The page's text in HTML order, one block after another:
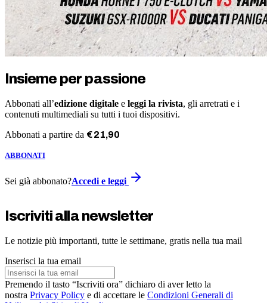
Insieme per passione
Abbonati all’edizione digitale e leggi la rivista, gli arretrati e i
contenuti multimediali su tutti i tuoi dispositivi.
Abbonati a partire da €21,90
ABBONATI
Sei già abbonato?Accedi e leggi
Iscriviti alla newsletter
Le notizie più importanti, tutte le settimane, gratis nella tua mail
Inserisci la tua email
Premendo il tasto “Iscriviti ora” dichiaro di aver letto la
nostra Privacy Policy e di accettare le Condizioni Generali di